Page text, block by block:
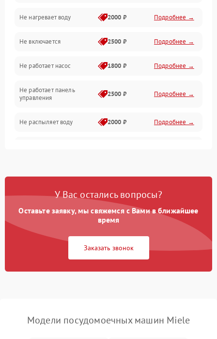
Датчики
Нагрев
Вода
Гигиена
Программное обеспечение
Не нагревает воду 2000 ₽ Подробнее →
Не включается 2500 ₽ Подробнее →
Не работает насос 1800 ₽ Подробнее →
Не работает панель
управления
2500 ₽ Подробнее →
Не распыляет воду 2000 ₽ Подробнее →
Проблемы с набором
Не работает сушилка 2100 ₽ Подробнее →
Сбои в работе таймера 1700 ₽
У Вас остались вопросы?
Оставьте заявку, мы свяжемся с Вами в ближайшее
время
Заказать звонок
Модели посудомоечных машин Miele